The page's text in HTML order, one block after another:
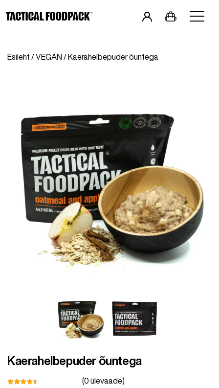
Eesti&
Hommikusöögid Pearoad Combod
Snäkid Joogid Vegan
Esileht /VEGAN / Kaerahelbepuder õuntega
Kaerahelbepuder õuntega
(0 ülevaade)